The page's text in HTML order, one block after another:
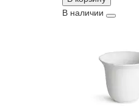
В наличии